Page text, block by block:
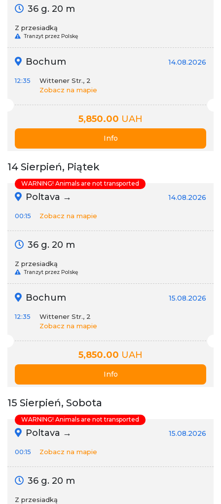
36 g. 20 m
Z przesiadką
Tranzyt przez Polskę
Bochum 14.08.2026
12:35
Wittener Str., 2
Zobacz na mapie
5,850.00 UAH
Info
14 Sierpień, Piątek
Poltava → 14.08.2026
00:15 Zobacz na mapie
36 g. 20 m
Z przesiadką
Tranzyt przez Polskę
Bochum 15.08.2026
12:35
Wittener Str., 2
Zobacz na mapie
5,850.00 UAH
Info
WARNING! Animals are not transported
15 Sierpień, Sobota
Poltava → 15.08.2026
00:15 Zobacz na mapie
36 g. 20 m
Z przesiadką
WARNING! Animals are not transported